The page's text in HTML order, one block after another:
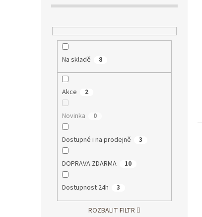
Na skladě 8
Akce 2
Novinka 0
Dostupné i na prodejně 3
DOPRAVA ZDARMA 10
Dostupnost 24h 3
ROZBALIT FILTR